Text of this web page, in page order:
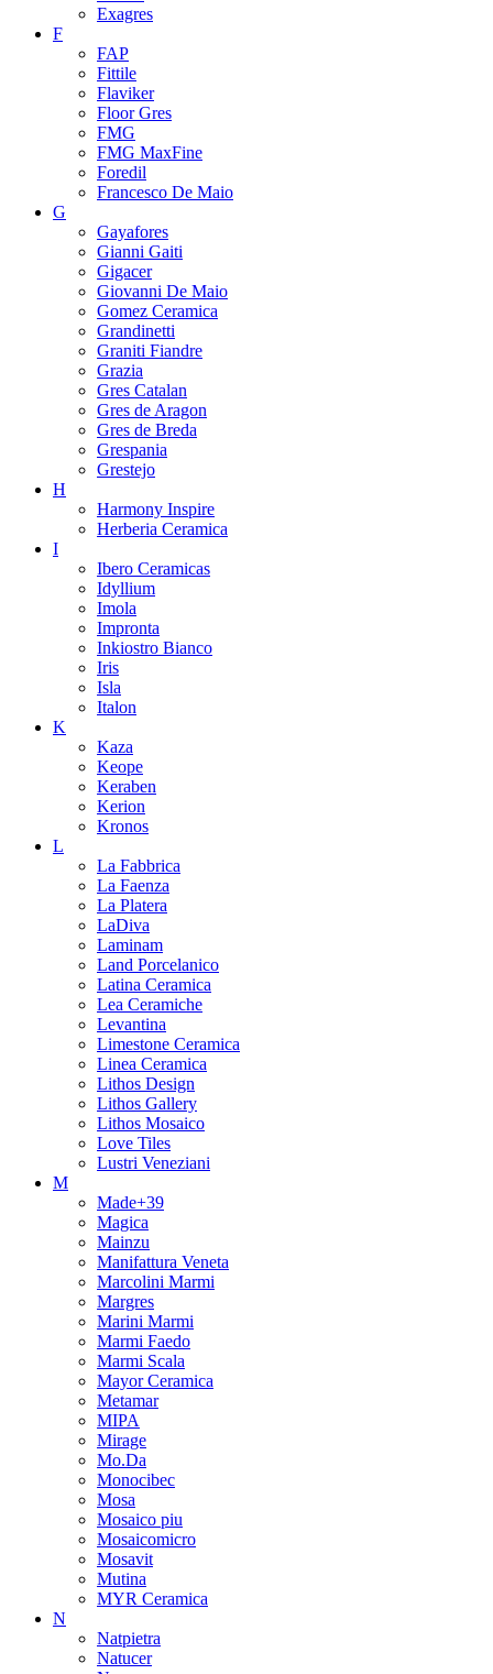
Exagres
F
FAP
Fittile
Flaviker
Floor Gres
FMG
FMG MaxFine
Foredil
Francesco De Maio
G
Gayafores
Gianni Gaiti
Gigacer
Giovanni De Maio
Gomez Ceramica
Grandinetti
Graniti Fiandre
Grazia
Gres Catalan
Gres de Aragon
Gres de Breda
Grespania
Grestejo
H
Harmony Inspire
Herberia Ceramica
I
Ibero Ceramicas
Idyllium
Imola
Impronta
Inkiostro Bianco
Iris
Isla
Italon
K
Kaza
Keope
Keraben
Kerion
Kronos
L
La Fabbrica
La Faenza
La Platera
LaDiva
Laminam
Land Porcelanico
Latina Ceramica
Lea Ceramiche
Levantina
Limestone Ceramica
Linea Ceramica
Lithos Design
Lithos Gallery
Lithos Mosaico
Love Tiles
Lustri Veneziani
M
Made+39
Magica
Mainzu
Manifattura Veneta
Marcolini Marmi
Margres
Marini Marmi
Marmi Faedo
Marmi Scala
Mayor Ceramica
Metamar
MIPA
Mirage
Mo.Da
Monocibec
Mosa
Mosaico piu
Mosaicomicro
Mosavit
Mutina
MYR Ceramica
N
Natpietra
Natucer